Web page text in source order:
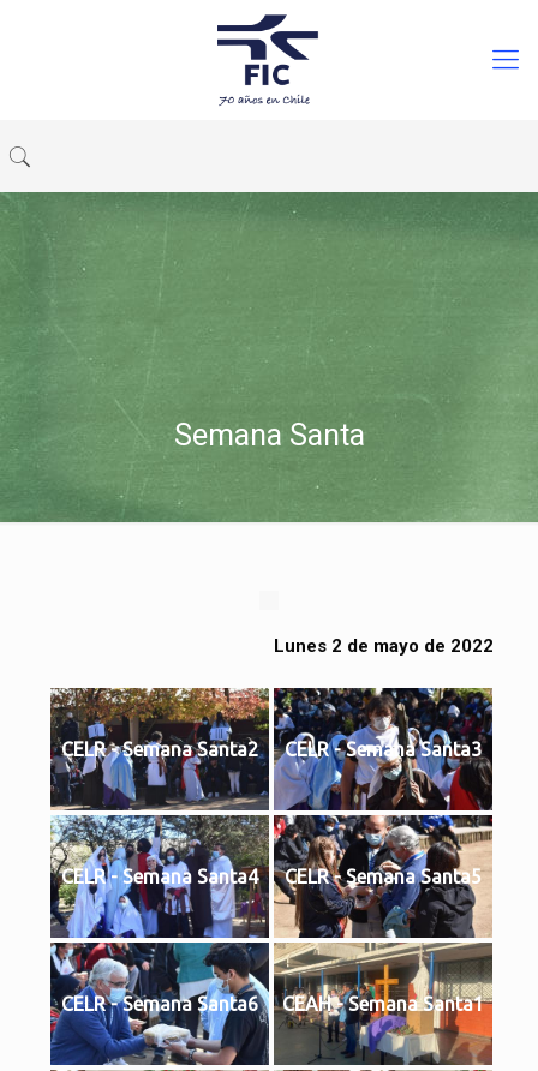
Semana Santa
Lunes 2 de mayo de 2022
CELR - Semana Santa2 CELR - Semana Santa3
CELR - Semana Santa4 CELR - Semana Santa5
CELR - Semana Santa6 CEAH - Semana Santa1